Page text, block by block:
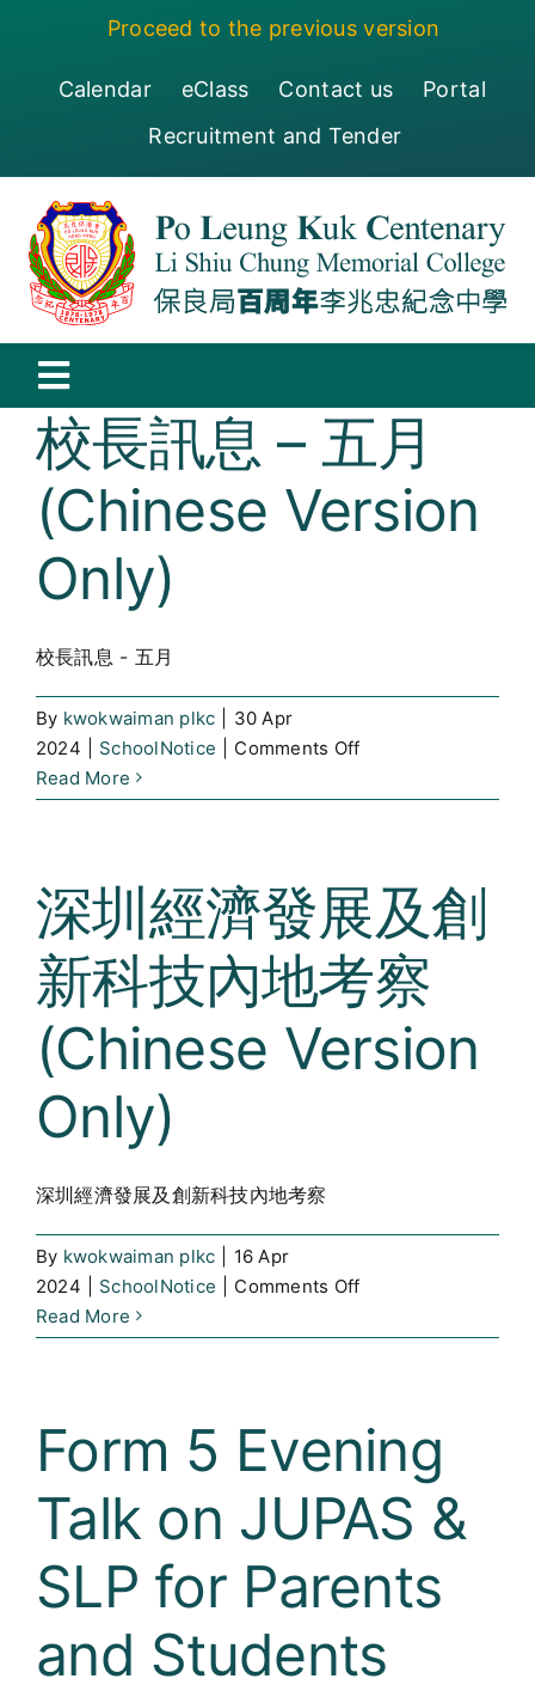
Proceed to the previous version
Calendar eClass Contact us
Portal
Recruitment and Tender
Toggle
Navigation
保良局百周年李兆忠紀念中學
Centenary
Curricula
Centenarian
Companion
校長訊息 – 五月
(Chinese Version
Only)
校長訊息 - 五月
By kwokwaiman plkc
30 Apr
2024
SchoolNotice Comments Offon
長
–
五
月
(Chinese
Version
Only)
Read More
深圳經濟發展及創
新科技內地考察
(Chinese Version
Only)
深圳經濟發展及創新科技內地考察
By kwokwaiman plkc
16 Apr
2024
SchoolNotice Comments Offon
圳
發
及
創
科
技
內
地
Read More
Form 5 Evening
Talk on JUPAS &
SLP for Parents
and Students